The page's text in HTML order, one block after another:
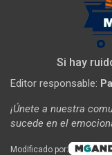
Si hay
Editor responsable:
¡Únete a nuestra
sucede en el
Modificado por: